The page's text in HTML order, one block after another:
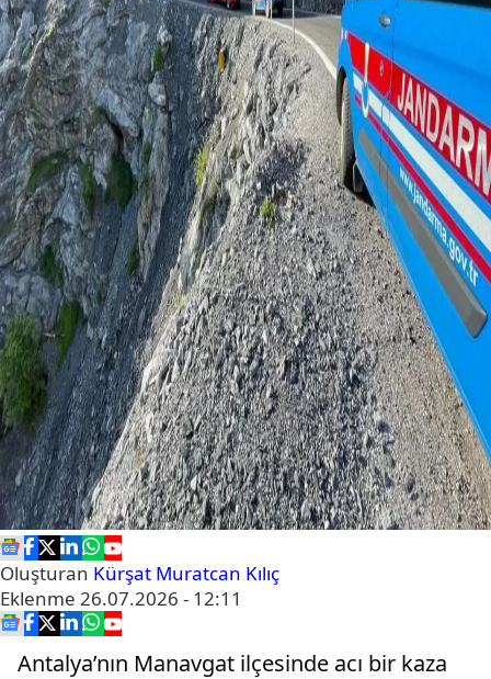
Oluşturan Kürşat Muratcan Kılıç
Eklenme 26.07.2026 - 12:11
Antalya’nın Manavgat ilçesinde acı bir kaza